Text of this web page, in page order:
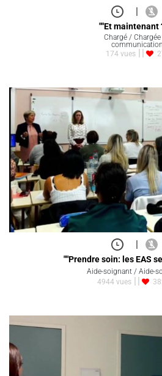
|
""Et maintenant
Chargé / Chargée
communication
174 vues
|
""Prendre soin: les EAS
Aide-soignant / Aide-
4944 vues